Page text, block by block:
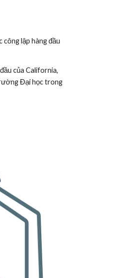
lập hàng đầu
của California,
Đại học trong